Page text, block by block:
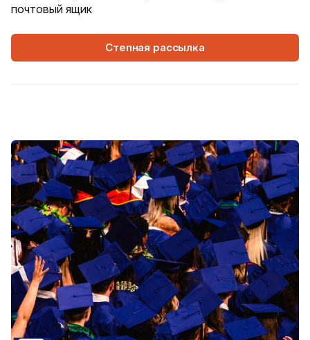
почтовый ящик
Степная рассылка